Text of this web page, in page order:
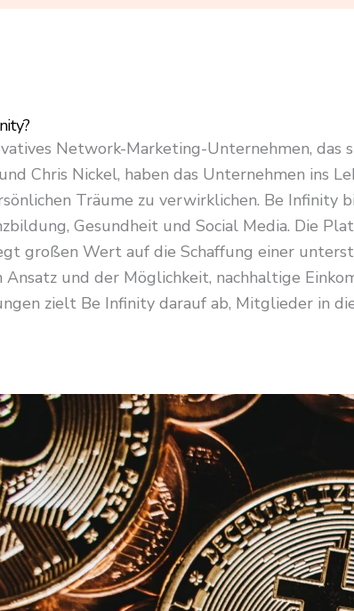
Network-Marketing-Unternehmen, das
Chris Nickel, haben das Unternehmen ins
Träume zu verwirklichen. Be Infinity
Gesundheit und Social Media. Die
großen Wert auf die Schaffung einer
und der Möglichkeit, nachhaltige
zielt Be Infinity darauf ab, Mitglieder in